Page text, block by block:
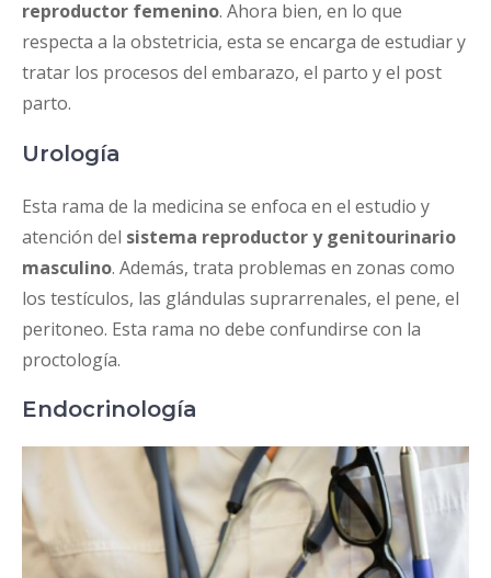
reproductor femenino. Ahora bien, en lo que
respecta a la obstetricia, esta se encarga de estudiar y
tratar los procesos del embarazo, el parto y el post
parto.
Urología
Esta rama de la medicina se enfoca en el estudio y
atención del sistema reproductor y genitourinario
masculino. Además, trata problemas en zonas como
los testículos, las glándulas suprarrenales, el pene, el
peritoneo. Esta rama no debe confundirse con la
proctología.
Endocrinología